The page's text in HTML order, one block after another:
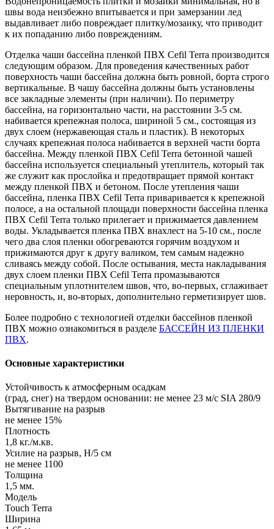
швы вода неизбежно впитывается и при замерзании лед
выдавливает либо повреждает плитку/мозаику, что приводит
к их попаданию либо повреждениям.
Отделка чаши бассейна пленкой ПВХ Cefil Terra производится
следующим образом. Для проведения качественных работ
поверхность чаши бассейна должна быть ровной, борта строго
вертикальные. В чашу бассейна должны быть установлены
все закладные элементы (при наличии). По периметру
бассейна, на горизонтально части, на расстоянии 3-5 см.
набивается крепежная полоса, шириной 5 см., состоящая из
двух слоем (нержавеющая сталь и пластик). В некоторых
случаях крепежная полоса набивается в верхней части борта
бассейна. Между пленкой ПВХ Cefil Terra бетонной чашей
бассейна используется специальный утеплитель, который так
же служит как прослойка и предотвращает прямой контакт
между пленкой ПВХ и бетоном. После утепления чаши
бассейна, пленка ПВХ Cefil Terra приваривается к крепежной
полосе, а на остальной площади поверхности бассейна пленка
ПВХ Cefil Terra только прилегает и прижимается давлением
воды. Укладывается пленка ПВХ внахлест на 5-10 см., после
чего два слоя пленки обогреваются горячим воздухом и
прижимаются друг к другу валиком, тем самым надежно
сливаясь между собой. После остывания, места накладывания
двух слоем пленки ПВХ Cefil Terra промазываются
специальным уплотнителем швов, что, во-первых, сглаживает
неровность, и, во-вторых, дополнительно герметизирует шов.
Более подробно с технологией отделки бассейнов пленкой
ПВХ можно ознакомиться в разделе БАССЕЙН ИЗ ПЛЕНКИ
ПВХ.
Основные характеристики
Устойчивость к атмосферным осадкам
(град, снег) на твердом основании: не менее 23 м/с SIA 280/9
Вытягивание на разрыв
не менее 15%
Плотность
1,8 кг./м.кв.
Усилие на разрыв, Н/5 см
не менее 1100
Толщина
1,5 мм.
Модель
Touch Terra
Ширина